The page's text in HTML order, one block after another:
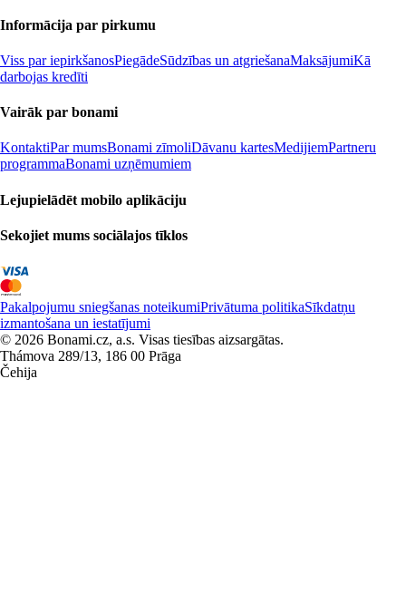
Informācija par pirkumu
Viss par iepirkšanosPiegādeSūdzības un atgriešanaMaksājumiKā
darbojas kredīti
Vairāk par bonami
KontaktiPar mumsBonami zīmoliDāvanu kartesMedijiemPartneru
programmaBonami uzņēmumiem
Lejupielādēt mobilo aplikāciju
Sekojiet mums sociālajos tīklos
Pakalpojumu sniegšanas noteikumiPrivātuma politikaSīkdatņu
izmantošana un iestatījumi
© 2026 Bonami.cz, a.s. Visas tiesības aizsargātas.
Thámova 289/13, 186 00 Prāga
Čehija